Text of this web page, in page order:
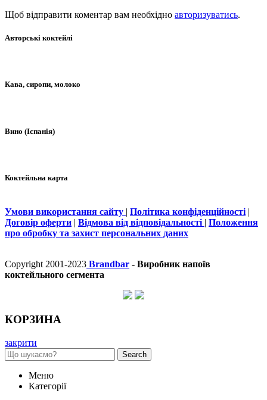
Щоб відправити коментар вам необхідно авторизуватись.
Авторські коктейлі
Кава, сиропи, молоко
Вино (Іспанія)
Коктейльна карта
Умови використання сайту | Політика конфіденційності |
Договір оферти | Відмова від відповідальності | Положення
про обробку та захист персональних даних
Copyright 2001-2023 Brandbar - Виробник напоїв
коктейльного сегмента
КОРЗИНА
закрити
Search
Меню
Категорії